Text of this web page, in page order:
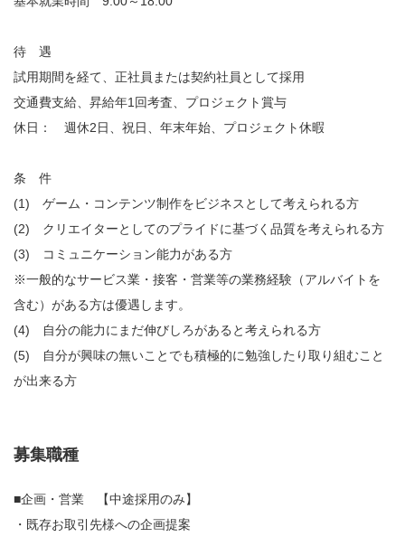
待 遇
試用期間を経て、正社員または契約社員として採用
交通費支給、昇給年1回考査、プロジェクト賞与
休日： 週休2日、祝日、年末年始、プロジェクト休暇
条 件
(1) ゲーム・コンテンツ制作をビジネスとして考えられる方
(2) クリエイターとしてのプライドに基づく品質を考えられる方
(3) コミュニケーション能力がある方
※一般的なサービス業・接客・営業等の業務経験（アルバイトを
含む）がある方は優遇します。
(4) 自分の能力にまだ伸びしろがあると考えられる方
(5) 自分が興味の無いことでも積極的に勉強したり取り組むこと
が出来る方
募集職種
■企画・営業 【中途採用のみ】
・既存お取引先様への企画提案